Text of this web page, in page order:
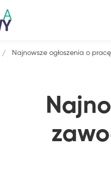
Najnowsze ogłoszenia o pracę